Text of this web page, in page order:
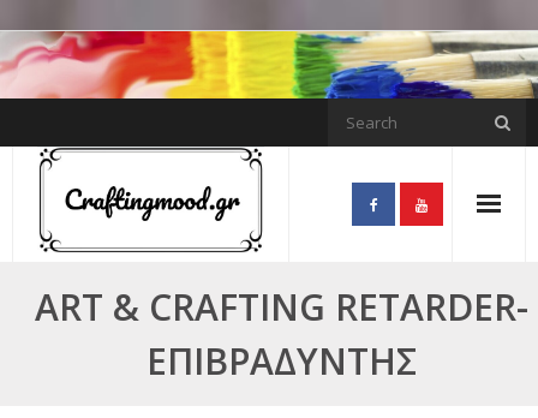
Skip
to
content
ART & CRAFTING RETARDER-
ΕΠΙΒΡΑΔΥΝΤΉΣ